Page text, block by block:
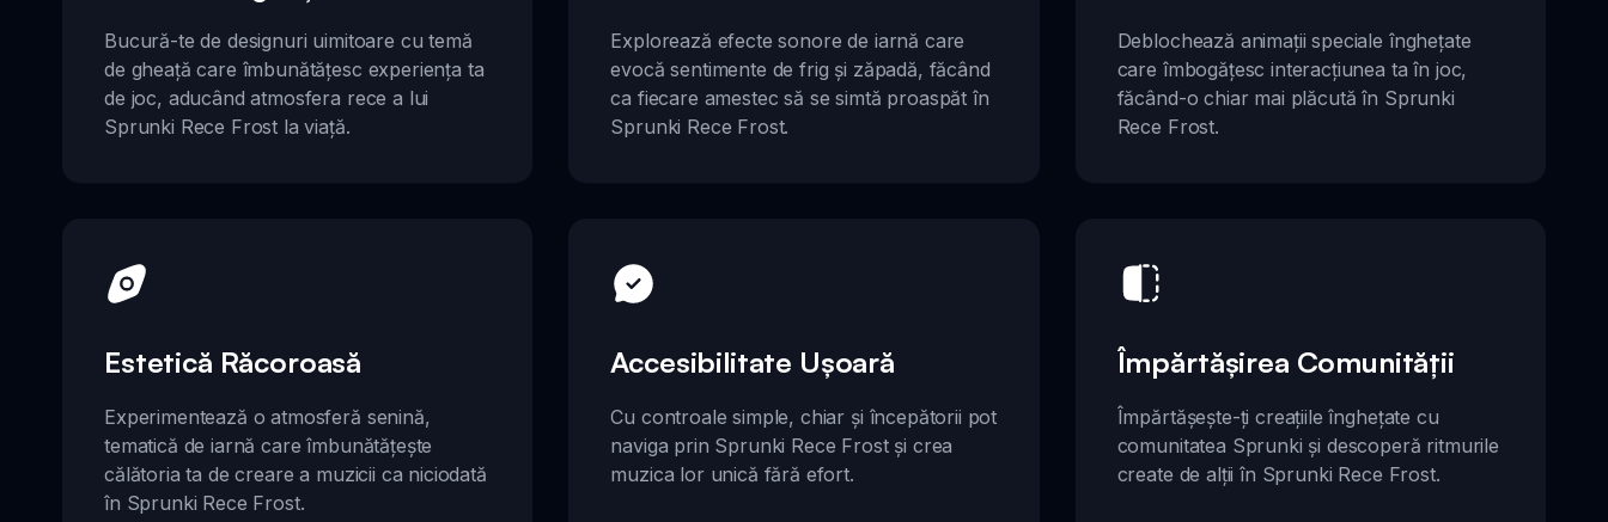
Bucură-te de designuri uimitoare cu temă
de gheață care îmbunătățesc experiența ta
de joc, aducând atmosfera rece a lui
Sprunki Rece Frost la viață.
Explorează efecte sonore de iarnă care
evocă sentimente de frig și zăpadă, făcând
ca fiecare amestec să se simtă proaspăt în
Sprunki Rece Frost.
Deblochează animații speciale înghețate
care îmbogățesc interacțiunea ta în joc,
făcând-o chiar mai plăcută în Sprunki
Rece Frost.
Estetică Răcoroasă
Experimentează o atmosferă senină,
tematică de iarnă care îmbunătățește
călătoria ta de creare a muzicii ca niciodată
în Sprunki Rece Frost.
Accesibilitate Ușoară
Cu controale simple, chiar și începătorii pot
naviga prin Sprunki Rece Frost și crea
muzica lor unică fără efort.
Împărtășirea Comunității
Împărtășește-ți creațiile înghețate cu
comunitatea Sprunki și descoperă ritmurile
create de alții în Sprunki Rece Frost.